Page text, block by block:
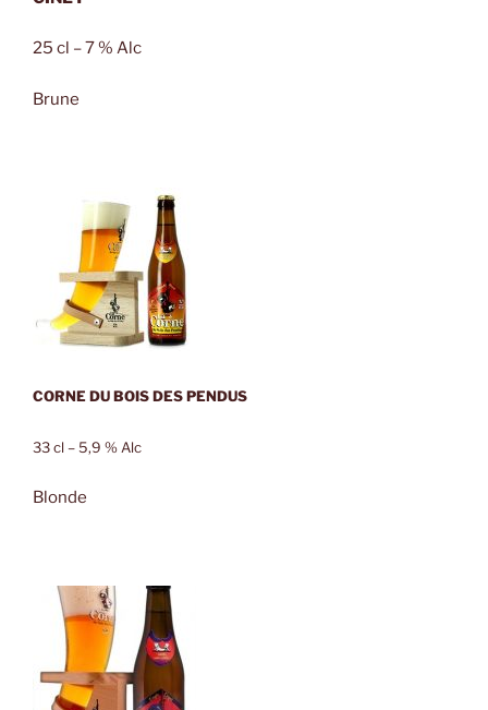
25 cl – 7 % Alc
Brune
CORNE DU BOIS DES PENDUS
33 cl – 5,9 % Alc
Blonde